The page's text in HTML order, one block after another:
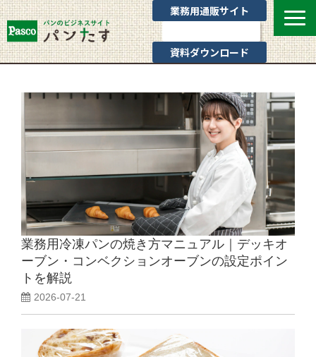
業務用通販サイト
資料ダウンロード
業態別提案
カテゴリ一覧
お役立ちブログ
Pascoのサポート
通販サイトのご案内
よくあるご質問
業務用冷凍パンの焼き方マニュアル｜デッキオ
ーブン・コンベクションオーブンの設定ポイン
トを解説
2026-07-21